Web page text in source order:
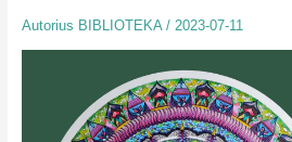
Autorius BIBLIOTEKA / 2023-07-11